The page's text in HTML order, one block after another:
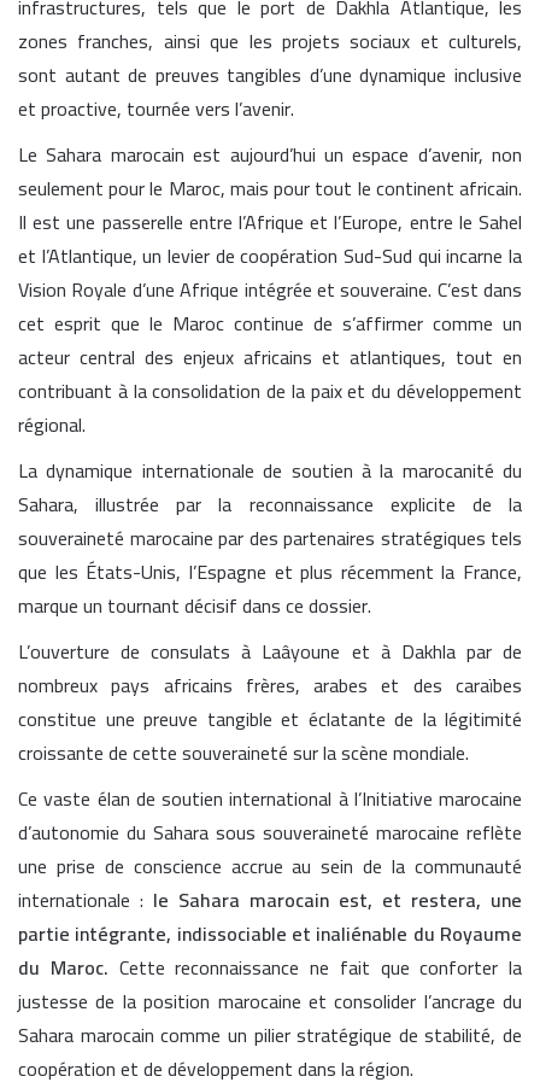
infrastructures, tels que le port de Dakhla Atlantique, les
zones franches, ainsi que les projets sociaux et culturels,
sont autant de preuves tangibles d’une dynamique inclusive
et proactive, tournée vers l’avenir.
Le Sahara marocain est aujourd’hui un espace d’avenir, non
seulement pour le Maroc, mais pour tout le continent africain.
Il est une passerelle entre l’Afrique et l’Europe, entre le Sahel
et l’Atlantique, un levier de coopération Sud-Sud qui incarne la
Vision Royale d’une Afrique intégrée et souveraine. C’est dans
cet esprit que le Maroc continue de s’affirmer comme un
acteur central des enjeux africains et atlantiques, tout en
contribuant à la consolidation de la paix et du développement
régional.
La dynamique internationale de soutien à la marocanité du
Sahara, illustrée par la reconnaissance explicite de la
souveraineté marocaine par des partenaires stratégiques tels
que les États-Unis, l’Espagne et plus récemment la France,
marque un tournant décisif dans ce dossier.
L’ouverture de consulats à Laâyoune et à Dakhla par de
nombreux pays africains frères, arabes et des caraïbes
constitue une preuve tangible et éclatante de la légitimité
croissante de cette souveraineté sur la scène mondiale.
Ce vaste élan de soutien international à l’Initiative marocaine
d’autonomie du Sahara sous souveraineté marocaine reflète
une prise de conscience accrue au sein de la communauté
internationale : le Sahara marocain est, et restera, une
partie intégrante, indissociable et inaliénable du Royaume
du Maroc. Cette reconnaissance ne fait que conforter la
justesse de la position marocaine et consolider l’ancrage du
Sahara marocain comme un pilier stratégique de stabilité, de
coopération et de développement dans la région.